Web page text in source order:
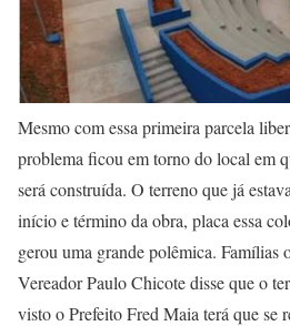
Mesmo com essa primeira parcela
problema ficou em torno do local em
será construída. O terreno que já
início e término da obra, placa essa
gerou uma grande polêmica. Famílias
Vereador Paulo Chicote disse que o
visto o Prefeito Fred Maia terá que se